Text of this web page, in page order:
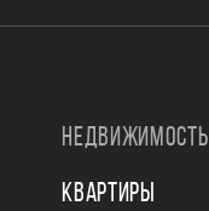
НЕДВИЖИМОСТЬ
КВАРТИРЫ